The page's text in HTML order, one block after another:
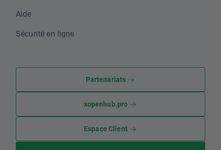
Aide
Sécurité en ligne
Partenariats
xopenhub.pro
Espace Client